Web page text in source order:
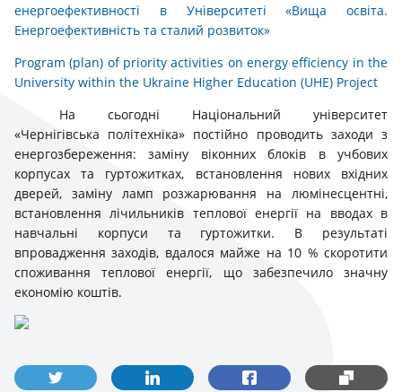
енергоефективності в Університеті «Вища освіта.
Енергоефективність та сталий розвиток»
Program (plan) of priority activities on energy efficiency in the
University within the Ukraine Higher Education (UHE) Project
На сьогодні Національний університет
«Чернігівська політехніка» постійно проводить заходи з
енергозбереження: заміну віконних блоків в учбових
корпусах та гуртожитках, встановлення нових вхідних
дверей, заміну ламп розжарювання на люмінесцентні,
встановлення лічильників теплової енергії на вводах в
навчальні корпуси та гуртожитки. В результаті
впровадження заходів, вдалося майже на 10 % скоротити
споживання теплової енергії, що забезпечило значну
економію коштів.